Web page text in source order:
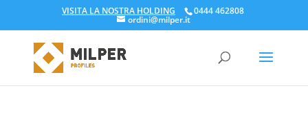
VISITA LA NOSTRA HOLDING 0444 462808
ordini@milper.it
Products
search